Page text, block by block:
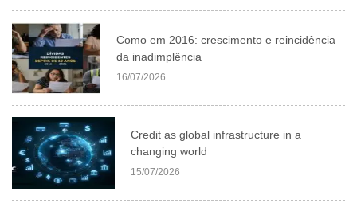
Como em 2016: crescimento e reincidência
da inadimplência
16/07/2026
Credit as global infrastructure in a
changing world
15/07/2026